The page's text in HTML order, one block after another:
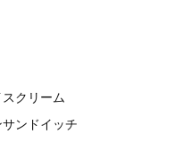
クリーム
ンドイッチ